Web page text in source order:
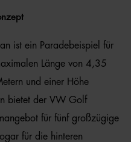
ist ein Paradebeispiel für
Länge von 4,35
und einer Höhe
bietet der VW Golf
für fünf großzügige
für die hinteren